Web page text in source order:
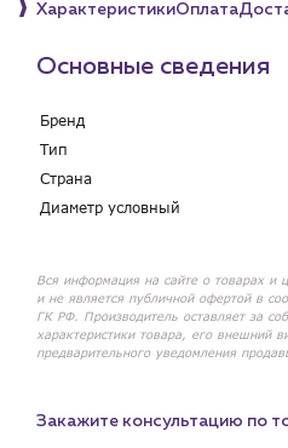
ХарактеристикиОплата
Основные сведения
Бренд
Тип
Страна
Диаметр условный
Вся информация на сайте о товарах и
и не является публичной офертой в
ГК РФ. Производитель оставляет за
характеристики товара, его внешний
предварительного уведомления
Закажите консультацию по